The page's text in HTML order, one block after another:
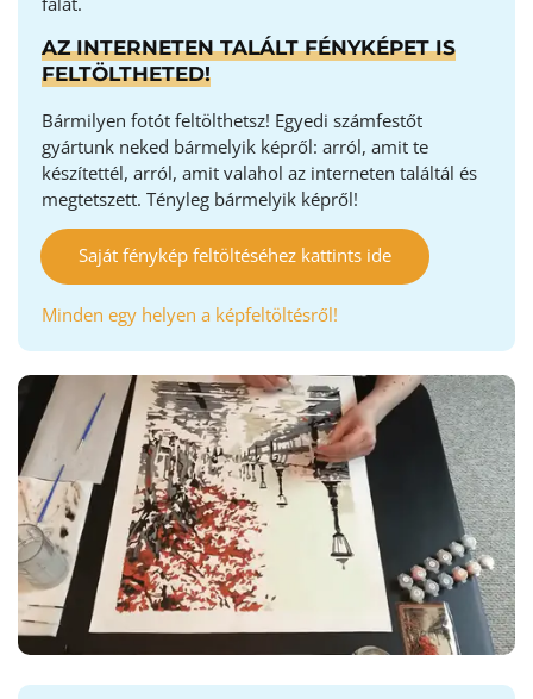
AZ INTERNETEN TALÁLT FÉNYKÉPET IS
FELTÖLTHETED!
Bármilyen fotót feltölthetsz! Egyedi számfestőt
gyártunk neked bármelyik képről: arról, amit te
készítettél, arról, amit valahol az interneten találtál és
megtetszett. Tényleg bármelyik képről!
Saját fénykép feltöltéséhez kattints ide
Minden egy helyen a képfeltöltésről!